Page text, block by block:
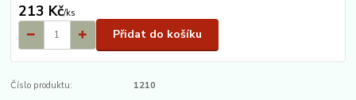
213 Kč/ks
Přidat do košíku
Číslo produktu: 1210